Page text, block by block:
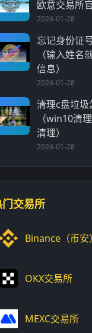
欧意交易所
2024-01-28
忘记身份证
（输入姓名
信息）
2024-01-28
清理c盘垃圾
（win10清
清理）
2024-01-28
门交易所
Binance（币安）
OKX交易所
MEXC交易所